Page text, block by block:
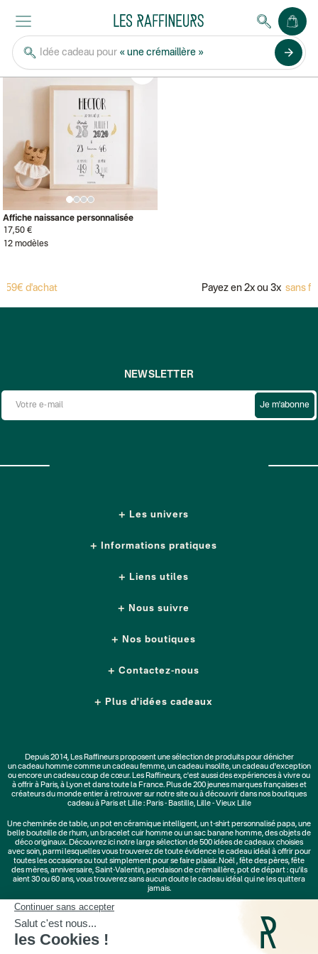
Idée cadeau pour « une crémaillère » arrow_forward
LA POUPETTE À PAILLETTES
Personnalisable
Affiche naissance personnalisée
17,50 €
12 modèles
59€ d'achat Payez en 2x ou 3x sans
Les univers
Informations pratiques
Liens utiles
NEWSLETTER
Je m'abonne
Nous suivre
Nos boutiques
Contactez-nous
Plus d'idées cadeaux
Depuis 2014, Les Raffineurs proposent une sélection de produits pour dénicher
uncadeau hommecomme un cadeau femme, uncadeau insolite, uncadeau d'exception
ou encore un cadeau coup de cœur. Les Raffineurs, c'est aussi desexpériences à vivreou
à offrir à Paris, à Lyon et dans toute la France. Plus de200 jeunes marquesfrançaises et
créateurs du monde entier à retrouver sur notre site ou à découvrir dans nos boutiques
cadeau à Paris et Lille : Paris - Bastille, Lille - Vieux Lille
Unecheminée de table, unpot en céramique intelligent, unt-shirt personnalisé papa, une
belle bouteille de rhum, un bracelet cuir hommeou unsac banane homme, desobjets de
déco originaux. Découvrez ici notre large sélection de500 idées de cadeauxchoisies
avec soin, parmi lesquelles vous trouverez de toute évidence le cadeau idéal à offrir pour
toutes les occasions ou tout simplement pour se faire plaisir. Noël,fête des pères,fête
des mères,anniversaire,Saint-Valentin,pendaison de crémaillère, pot de départ : qu'ils
aient 30 ou 60 ans, vous trouverez sans aucun doute le cadeau idéal qui ne les quittera
jamais.
Cadeaux Saint-Valentin|Cadeaux Fête des Grands-Mères
Cadeaux Fête des Pères
Cadeaux Secret Santa